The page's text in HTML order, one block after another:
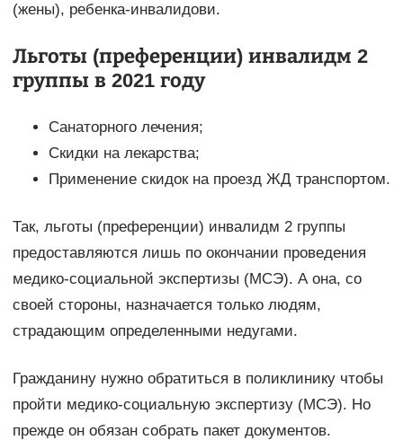
(жены), ребенка-инвалидови.
Льготы (преференции) инвалидм 2
группы в 2021 году
Санаторного лечения;
Скидки на лекарства;
Применение скидок на проезд ЖД транспортом.
Так, льготы (преференции) инвалидм 2 группы
предоставляются лишь по окончании проведения
медико-социальной экспертизы (МСЭ). А она, со
своей стороны, назначается только людям,
страдающим определенными недугами.
Гражданину нужно обратиться в поликлинику чтобы
пройти медико-социальную экспертизу (МСЭ). Но
прежде он обязан собрать пакет документов.